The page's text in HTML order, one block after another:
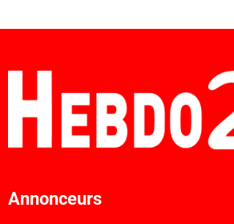
Annonceurs